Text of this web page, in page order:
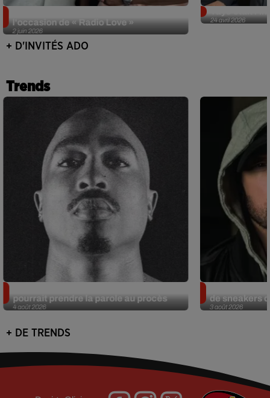
2 juin 2026
l'occasion de « Radio Love »
24 avril 2026
+ D'INVITÉS ADO
Trends
4 août 2026
pourrait prendre la parole au procès
3 août 2026
de sneakers
+ DE TRENDS